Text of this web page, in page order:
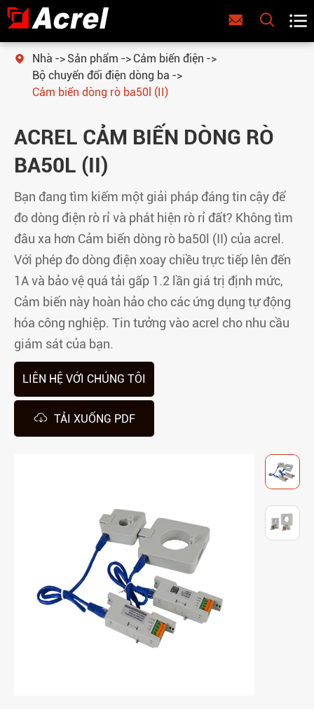
  
 Nhà Sản phẩm
Cảm biến điện
Bộ chuyển đổi điện dòng ba
Cảm biến dòng rò ba50l (II)
ACREL CẢM BIẾN DÒNG RÒ
BA50L (II)
Bạn đang tìm kiếm một giải pháp đáng tin cậy để
đo dòng điện rò rỉ và phát hiện rò rỉ đất? Không tìm
đâu xa hơn Cảm biến dòng rò ba50l (II) của acrel.
Với phép đo dòng điện xoay chiều trực tiếp lên đến
1A và bảo vệ quá tải gấp 1.2 lần giá trị định mức,
Cảm biến này hoàn hảo cho các ứng dụng tự động
hóa công nghiệp. Tin tưởng vào acrel cho nhu cầu
giám sát của bạn.
LIÊN HỆ VỚI CHÚNG TÔI
 TẢI XUỐNG PDF